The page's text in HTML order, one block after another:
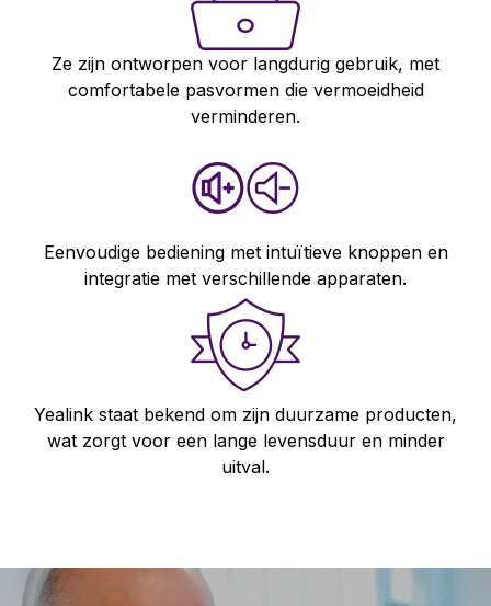
Ze zijn ontworpen voor langdurig gebruik, met
comfortabele pasvormen die vermoeidheid
verminderen.
Eenvoudige bediening met intuïtieve knoppen en
integratie met verschillende apparaten.
Yealink staat bekend om zijn duurzame producten,
wat zorgt voor een lange levensduur en minder
uitval.